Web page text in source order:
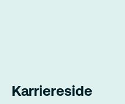
Karriereside